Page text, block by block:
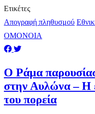
Ετικέτες
Απογραφή πληθυσμού
ΟΜΟΝΟΙΑ
Ο Ράμα
στην Αυλώνα – Η
του πορεία